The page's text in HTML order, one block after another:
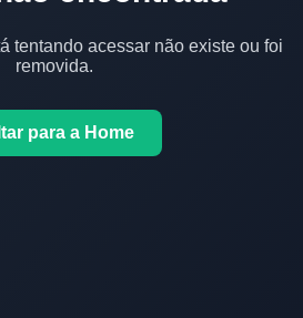
tentando acessar não existe ou foi
removida.
para a Home